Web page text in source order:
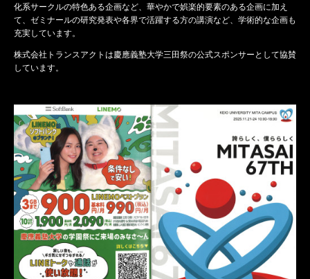
化系サークルの特色ある企画など、華やかで娯楽的要素のある企画に加え
て、ゼミナールの研究発表や各界で活躍する方の講演など、学術的な企画も
充実しています。
株式会社トランスアクトは慶應義塾大学三田祭の公式スポンサーとして協賛
しています。